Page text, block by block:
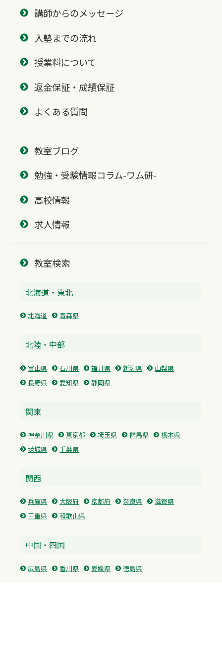
講師からのメッセージ
入塾までの流れ
授業料について
返金保証・成績保証
よくある質問
教室ブログ
勉強・受験情報コラム-ワム研-
高校情報
求人情報
教室検索
北海道・東北
北海道 青森県
北陸・中部
富山県 石川県 福井県 新潟県
山梨県
長野県
愛知県 静岡県
関東
神奈川県 東京都 埼玉県 群馬県
栃木県
茨城県
千葉県
関西
兵庫県 大阪府 京都府 奈良県
滋賀県
三重県
和歌山県
中国・四国
広島県 香川県 愛媛県 徳島県